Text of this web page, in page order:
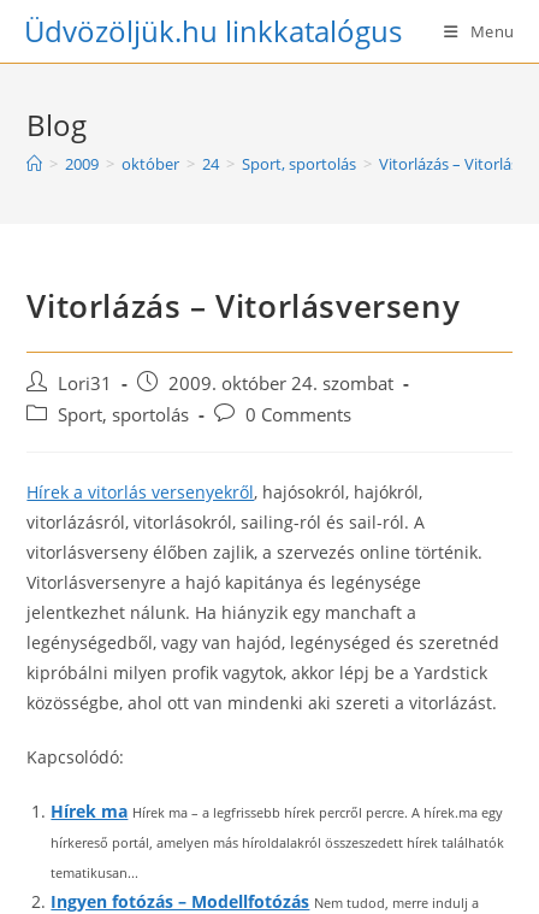
SkipÜdvözöljük.hu linkkatalógus Menu
Blog
> 2009 > október > 24 > Sport, sportolás > Vitorlázás –
Vitorlázás – Vitorlásverseny
Post
author:
Lori31
Post
published:
2009. október 24. szombat
PostSport, sportolás
Post0 Comments
Hírek a vitorlás versenyekről, hajósokról, hajókról,
vitorlázásról, vitorlásokról, sailing-ról és sail-ról. A
vitorlásverseny élőben zajlik, a szervezés online történik.
Vitorlásversenyre a hajó kapitánya és legénysége
jelentkezhet nálunk. Ha hiányzik egy manchaft a
legénységedből, vagy van hajód, legénységed és szeretnéd
kipróbálni milyen profik vagytok, akkor lépj be a Yardstick
közösségbe, ahol ott van mindenki aki szereti a vitorlázást.
Kapcsolódó:
Hírek ma Hírek ma – a legfrissebb hírek percről percre. A hírek.ma egy
hírkereső portál, amelyen más híroldalakról összeszedett hírek találhatók
tematikusan...
Ingyen fotózás – Modellfotózás Nem tudod, merre indulj a